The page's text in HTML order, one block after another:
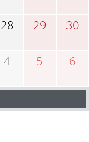
28 29 30
4 5 6